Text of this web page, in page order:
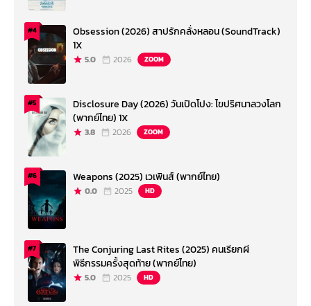
#4
Obsession (2026) สาปรักคลั่งหลอน (SoundTrack)
1X
5.0 2026 ZOOM
#5
Disclosure Day (2026) วันเปิดโปง: ไขปริศนาลวงโลก
(พากย์ไทย) 1X
3.8 2026 ZOOM
#6 Weapons (2025) เวเพินส์ (พากย์ไทย)
0.0 2025 HD
#7
The Conjuring Last Rites (2025) คนเรียกผี
พิธีกรรมครั้งสุดท้าย (พากย์ไทย)
5.0 2025 HD